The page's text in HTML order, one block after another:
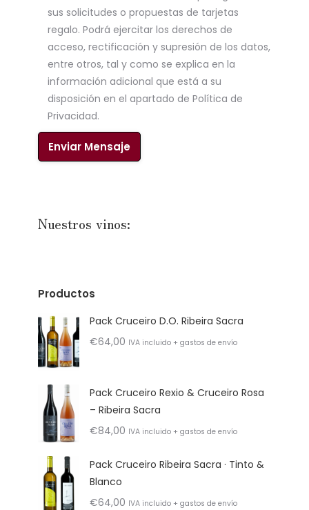
sus solicitudes o propuestas de tarjetas
regalo. Podrá ejercitar los derechos de
acceso, rectificación y supresión de los datos,
entre otros, tal y como se explica en la
información adicional que está a su
disposición en el apartado de Política de
Privacidad.
Nuestros vinos:
Productos
Pack Cruceiro D.O. Ribeira Sacra
€64,00 IVA incluido + gastos de envío
Pack Cruceiro Rexio & Cruceiro Rosa
– Ribeira Sacra
€84,00 IVA incluido + gastos de envío
Pack Cruceiro Ribeira Sacra · Tinto &
Blanco
€64,00 IVA incluido + gastos de envío